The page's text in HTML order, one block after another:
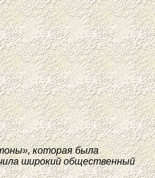
которая была
широкий общественный